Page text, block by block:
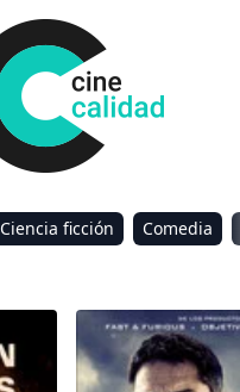
Ciencia ficción Comedia
Misión submarino